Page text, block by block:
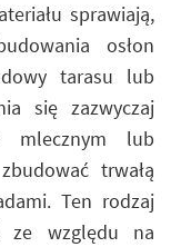
sprawiają,
osłon
tarasu lub
się zazwyczaj
mlecznym lub
trwałą
Ten rodzaj
ze względu na